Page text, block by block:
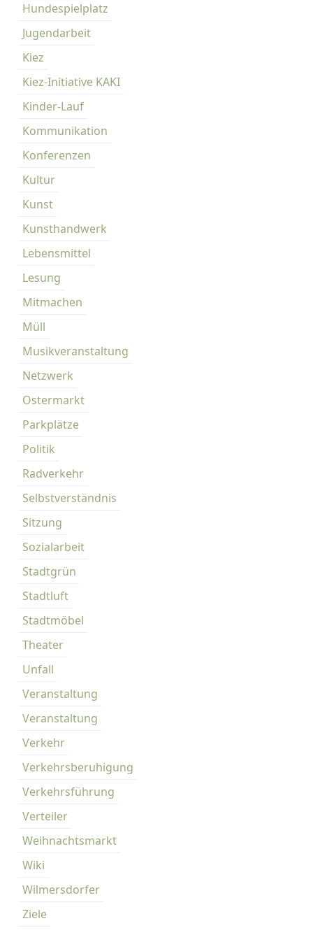
Hundespielplatz
Jugendarbeit
Kiez
Kiez-Initiative KAKI
Kinder-Lauf
Kommunikation
Konferenzen
Kultur
Kunst
Kunsthandwerk
Lebensmittel
Lesung
Mitmachen
Müll
Musikveranstaltung
Netzwerk
Ostermarkt
Parkplätze
Politik
Radverkehr
Selbstverständnis
Sitzung
Sozialarbeit
Stadtgrün
Stadtluft
Stadtmöbel
Theater
Unfall
Veranstaltung
Veranstaltung
Verkehr
Verkehrsberuhigung
Verkehrsführung
Verteiler
Weihnachtsmarkt
Wiki
Wilmersdorfer
Ziele